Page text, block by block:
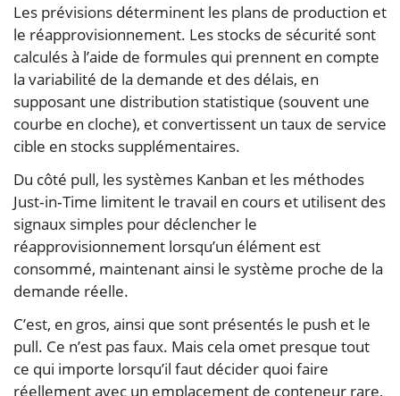
Les prévisions déterminent les plans de production et
le réapprovisionnement. Les stocks de sécurité sont
calculés à l’aide de formules qui prennent en compte
la variabilité de la demande et des délais, en
supposant une distribution statistique (souvent une
courbe en cloche), et convertissent un taux de service
cible en stocks supplémentaires.
Du côté pull, les systèmes Kanban et les méthodes
Just‑in‑Time limitent le travail en cours et utilisent des
signaux simples pour déclencher le
réapprovisionnement lorsqu’un élément est
consommé, maintenant ainsi le système proche de la
demande réelle.
C’est, en gros, ainsi que sont présentés le push et le
pull. Ce n’est pas faux. Mais cela omet presque tout
ce qui importe lorsqu’il faut décider quoi faire
réellement avec un emplacement de conteneur rare,